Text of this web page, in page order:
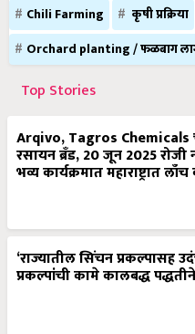
Chili Farming
कृषी प्रक्रिया
Orchard planting / फळबाग
Top Stories
Arqivo, Tagros Chemicals
रसायन ब्रँड, 20 जून 2025 रोजी
भव्य कार्यक्रमात महाराष्ट्रात
‘राज्यातील सिंचन प्रकल्पासह
प्रकल्पांची कामे कालबद्ध